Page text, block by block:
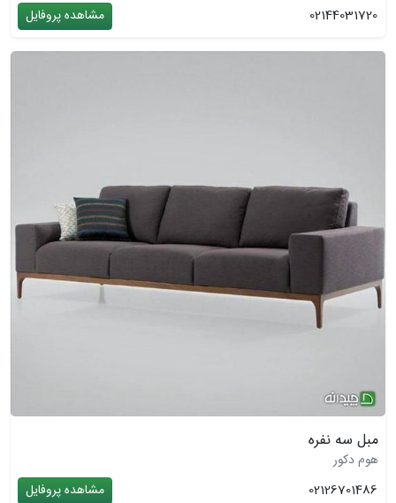
02144031720
مشاهده پروفایل
مبل سه نفره
هوم دکور
02126701486
مشاهده پروفایل